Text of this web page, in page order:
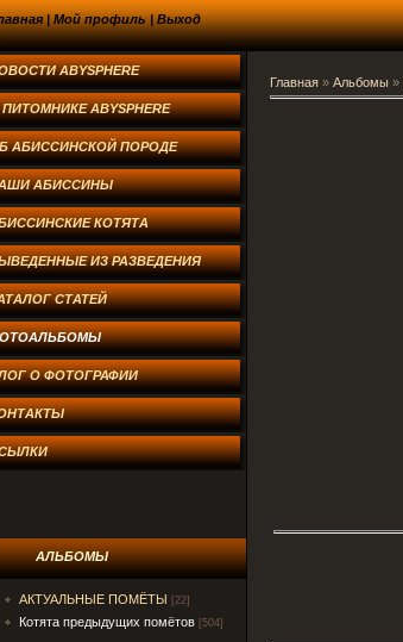
|Мой профиль|Выход
ABYSPHERE
ABYSPHERE
АБИССИНСКОЙ ПОРОДЕ
АБИССИНЫ
КОТЯТА
ИЗ РАЗВЕДЕНИЯ
СТАТЕЙ
О ФОТОГРАФИИ
АЛЬБОМЫ
АКТУАЛЬНЫЕ ПОМЁТЫ [22]
Котята предыдущих помётов [504]
Главная» Альбомы»